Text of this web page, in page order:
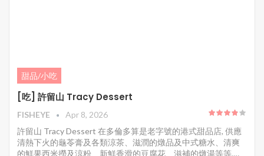
甜品/小吃
[吃] 許留山 Tracy Dessert
FISHEYE
Apr 8, 2026
許留山 Tracy Dessert 在多倫多算是老字號的港式甜品店, 供應
清熱下火的龜苓膏及各類涼茶、滋潤的燉品及中式糖水、清爽
的鮮果西米撈及涼粉、新鮮香滑的豆腐花、滋補的燉湯等等,…